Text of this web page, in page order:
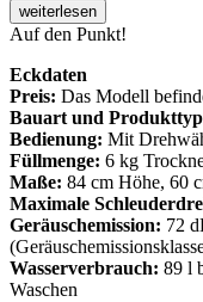
weiterlesen
Auf den Punkt!
Eckdaten
Preis: Das Modell
Bauart und
Bedienung: Mit
Füllmenge: 6 kg
Maße: 84 cm Höhe, 60
Maximale
Geräuschemission: 72
Wasserverbrauch: 89 l
Waschen